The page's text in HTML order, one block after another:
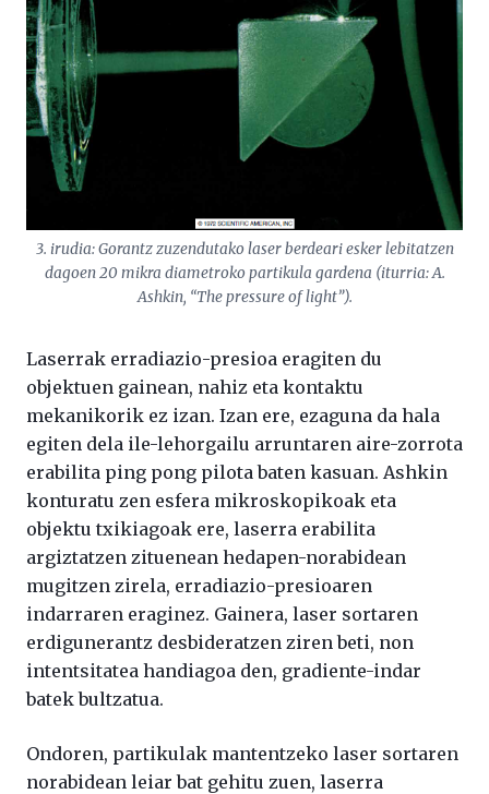
3. irudia: Gorantz zuzendutako laser berdeari esker lebitatzen
dagoen 20 mikra diametroko partikula gardena (iturria: A.
Ashkin, “The pressure of light”).
Laserrak erradiazio-presioa eragiten du
objektuen gainean, nahiz eta kontaktu
mekanikorik ez izan. Izan ere, ezaguna da hala
egiten dela ile-lehorgailu arruntaren aire-zorrota
erabilita ping pong pilota baten kasuan. Ashkin
konturatu zen esfera mikroskopikoak eta
objektu txikiagoak ere, laserra erabilita
argiztatzen zituenean hedapen-norabidean
mugitzen zirela, erradiazio-presioaren
indarraren eraginez. Gainera, laser sortaren
erdigunerantz desbideratzen ziren beti, non
intentsitatea handiagoa den, gradiente-indar
batek bultzatua.
Ondoren, partikulak mantentzeko laser sortaren
norabidean leiar bat gehitu zuen, laserra